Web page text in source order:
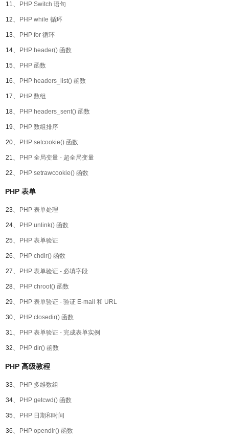
11、 PHP Switch 语句
12、 PHP while 循环
13、 PHP for 循环
14、 PHP header() 函数
15、 PHP 函数
16、 PHP headers_list() 函数
17、 PHP 数组
18、 PHP headers_sent() 函数
19、 PHP 数组排序
20、 PHP setcookie() 函数
21、 PHP 全局变量 - 超全局变量
22、 PHP setrawcookie() 函数
PHP 表单
23、 PHP 表单处理
24、 PHP unlink() 函数
25、 PHP 表单验证
26、 PHP chdir() 函数
27、 PHP 表单验证 - 必填字段
28、 PHP chroot() 函数
29、 PHP 表单验证 - 验证 E-mail 和 URL
30、 PHP closedir() 函数
31、 PHP 表单验证 - 完成表单实例
32、 PHP dir() 函数
PHP 高级教程
33、 PHP 多维数组
34、 PHP getcwd() 函数
35、 PHP 日期和时间
36、 PHP opendir() 函数